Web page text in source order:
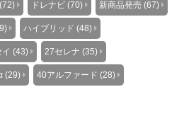
ドレナビ (70) 新商品発売 (67)
ハイブリッド (48)
イ (43) 27セレナ (35)
(29) 40アルファード (28)